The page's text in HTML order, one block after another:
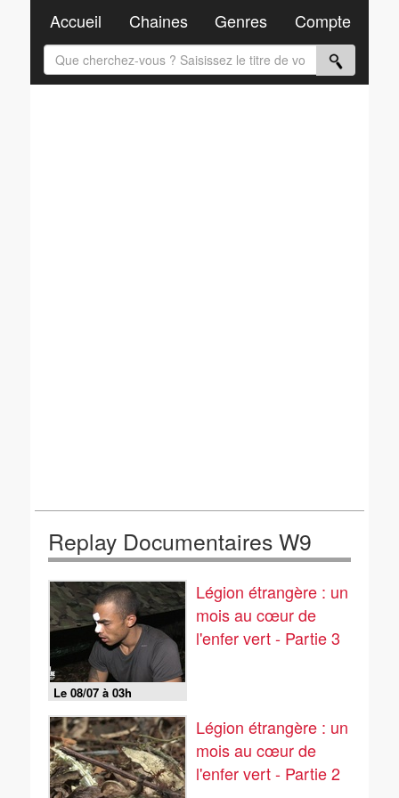
Replay Documentaires W9
Le 08/07 à 03h
Légion étrangère : un
mois au cœur de
l'enfer vert - Partie 3
Légion étrangère : un
mois au cœur de
l'enfer vert - Partie 2
Accueil Chaines Genres Compte